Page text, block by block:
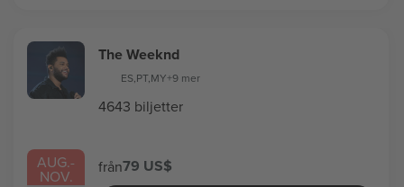
AUG.-
NOV.
The Weeknd
ES,PT,MY+9 mer
4643 biljetter
från79 US$